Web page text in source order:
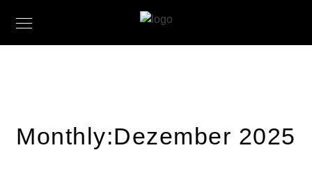
Monthly:Dezember 2025